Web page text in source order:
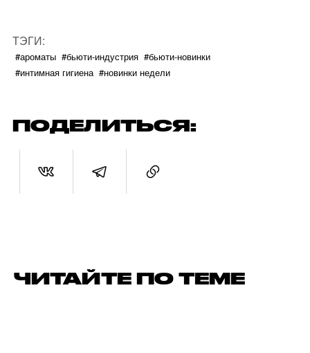
ТЭГИ:
#ароматы #бьюти-индустрия #бьюти-новинки
#интимная гигиена #новинки недели
ПОДЕЛИТЬСЯ:
ЧИТАЙТЕ ПО ТЕМЕ